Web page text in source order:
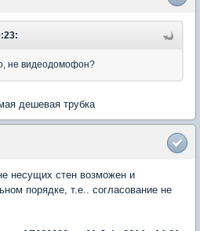
не видеодомофон?
дешевая трубка
несущих стен возможен и
порядке, т.е.. согласование не